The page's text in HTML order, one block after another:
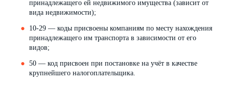
принадлежащего ей недвижимого имущества (зависит от
вида недвижимости);
10-29 — коды присвоены компаниям по месту нахождения
принадлежащего им транспорта в зависимости от его
видов;
50 — код присвоен при постановке на учёт в качестве
крупнейшего налогоплательщика.